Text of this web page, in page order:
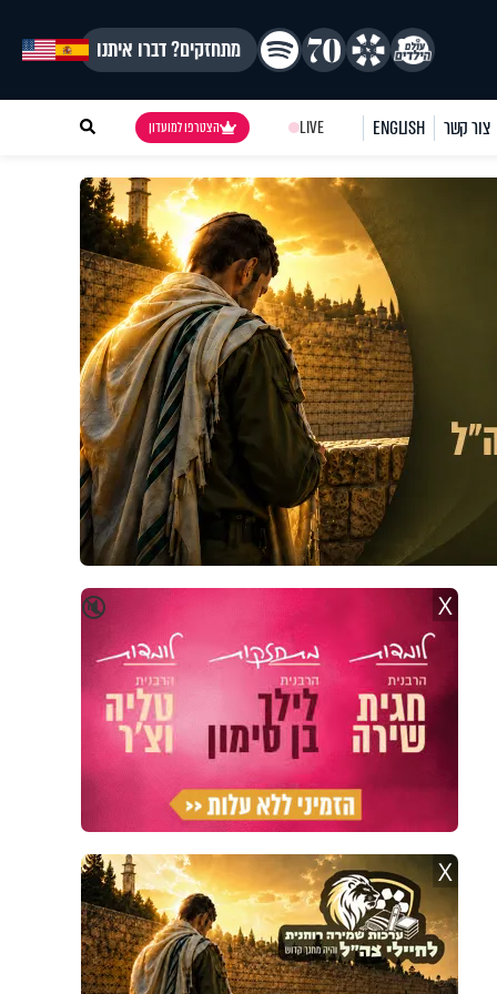
מתחזקים? דברו איתנו
צור קשר ENGLISH
LIVE הצטרפו למועדון
🔇 X
X